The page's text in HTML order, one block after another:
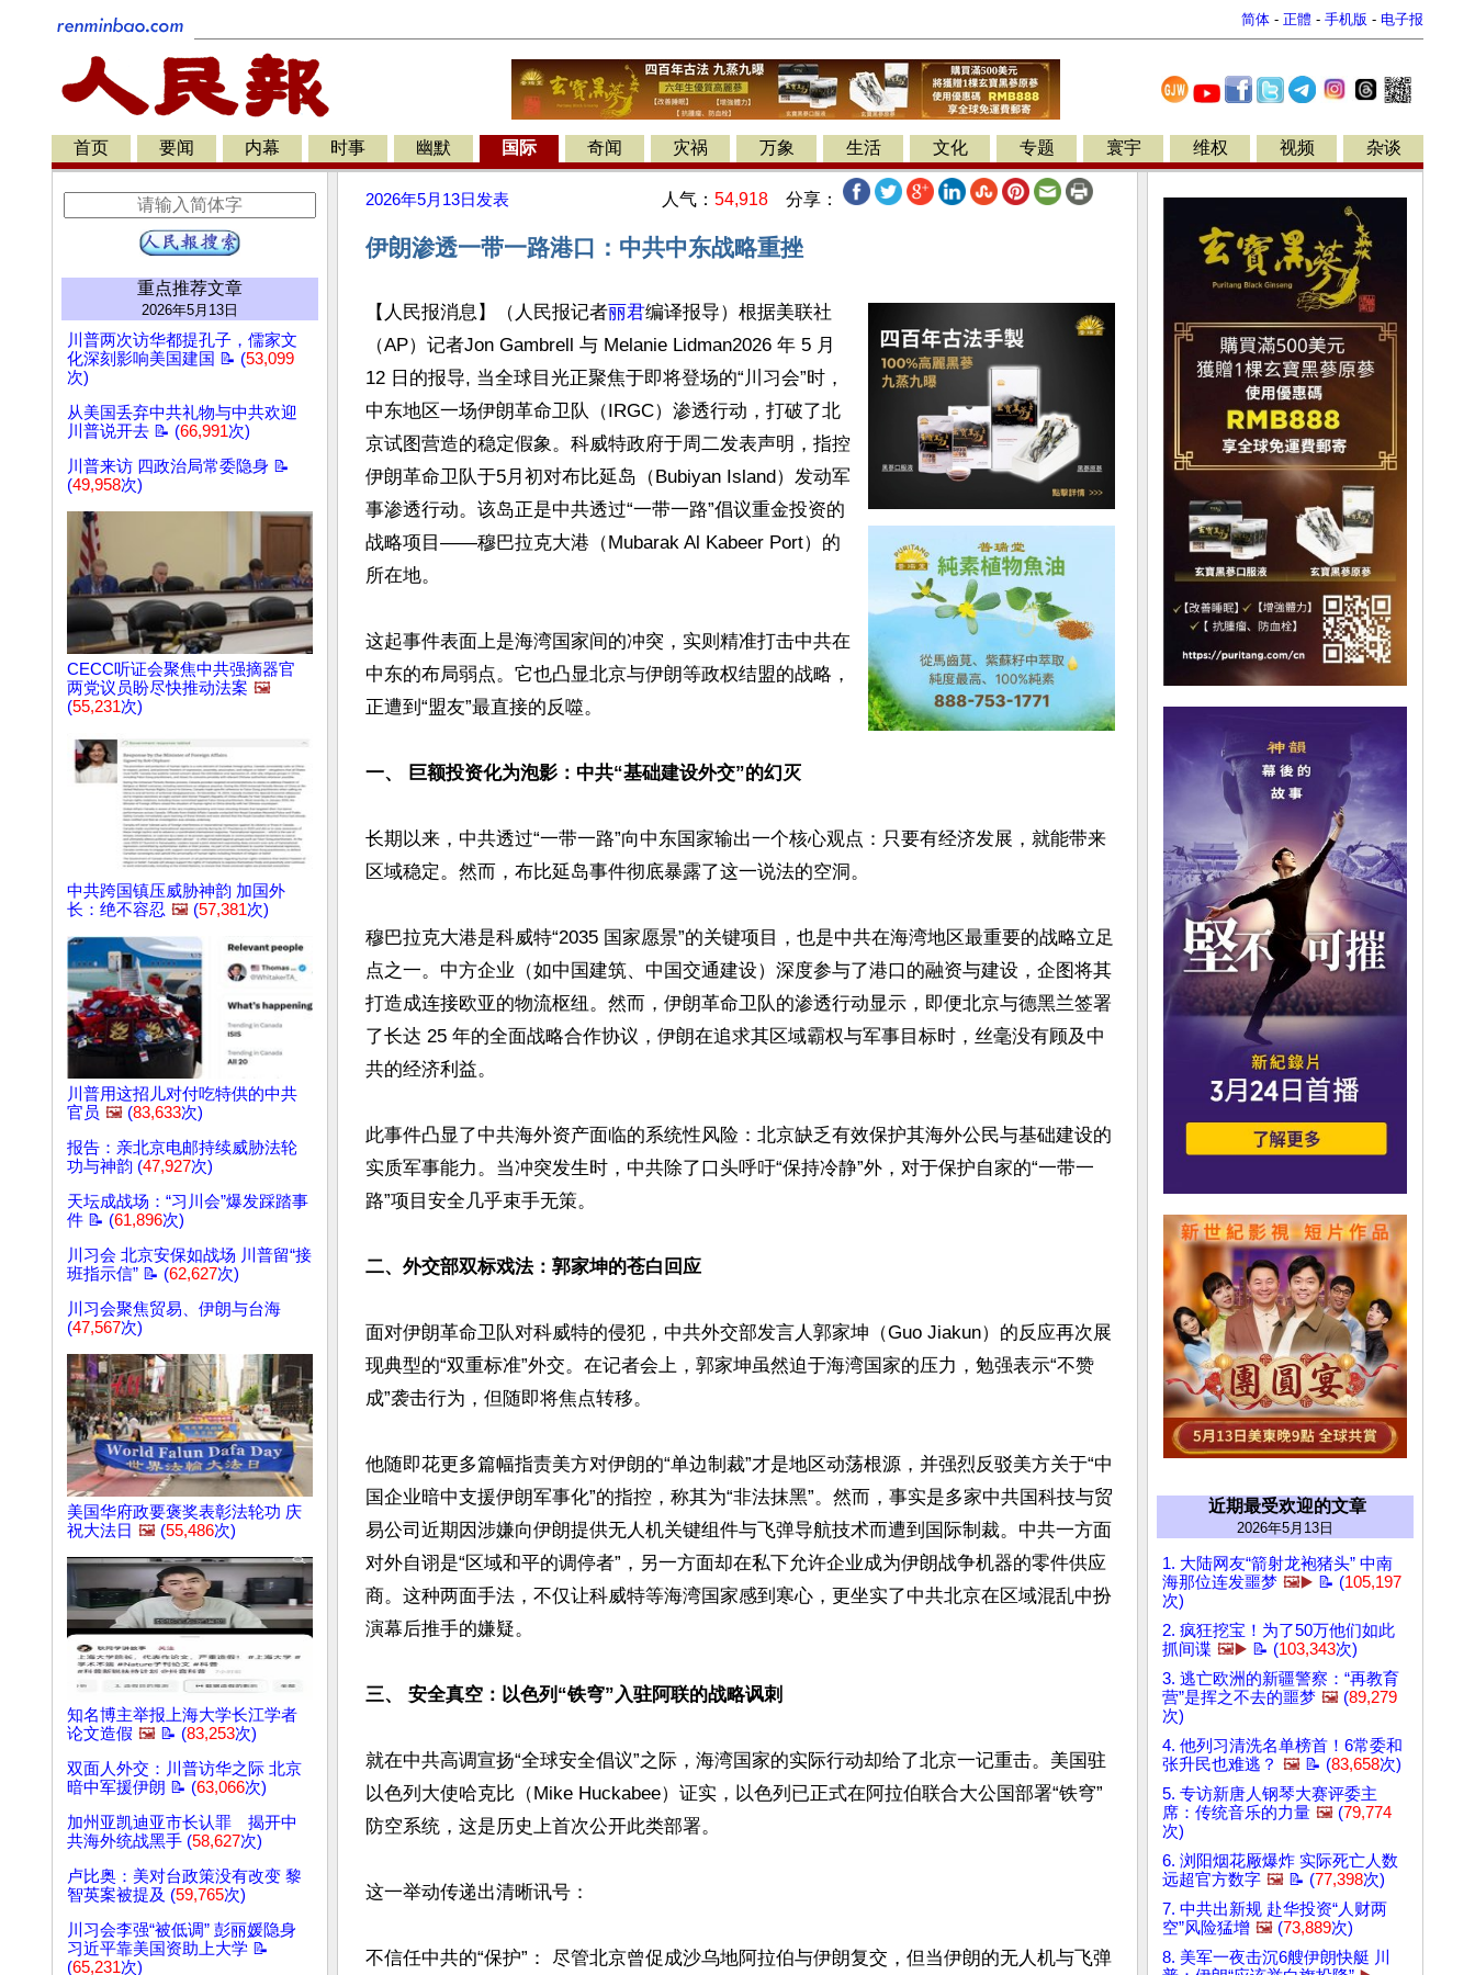
简体 - 正體 - 手机版 - 电子报
首页 要闻 内幕 时事 幽默 国际 奇闻 灾祸 万象 生活 文化 专题 寰宇 维权 视频 杂谈
重点推荐文章
2026年5月13日
川普两次访华都提孔子，儒家文
化深刻影响美国建国 📝 (53,099
次)
从美国丢弃中共礼物与中共欢迎
川普说开去 📝 (66,991次)
川普来访 四政治局常委隐身 📝
(49,958次)
CECC听证会聚焦中共强摘器官
两党议员盼尽快推动法案 🖼️
(55,231次)
中共跨国镇压威胁神韵 加国外
长：绝不容忍 🖼️ (57,381次)
川普用这招儿对付吃特供的中共
官员 🖼️ (83,633次)
报告：亲北京电邮持续威胁法轮
功与神韵 (47,927次)
天坛成战场：“习川会”爆发踩踏事
件 📝 (61,896次)
川习会 北京安保如战场 川普留“接
班指示信” 📝 (62,627次)
川习会聚焦贸易、伊朗与台海
(47,567次)
美国华府政要褒奖表彰法轮功 庆
祝大法日 🖼️ (55,486次)
知名博主举报上海大学长江学者
论文造假 🖼️ 📝 (83,253次)
双面人外交：川普访华之际 北京
暗中军援伊朗 📝 (63,066次)
加州亚凯迪亚市长认罪 揭开中
共海外统战黑手 (58,627次)
卢比奥：美对台政策没有改变 黎
智英案被提及 (59,765次)
川习会李强“被低调” 彭丽媛隐身
习近平靠美国资助上大学 📝
(65,231次)
2026年5月13日 发表 人气： 54,918 分享：
伊朗渗透一带一路港口：中共中东战略重挫
【人民报消息】（人民报记者丽君编译报导）根据美联社
（AP）记者Jon Gambrell 与 Melanie Lidman2026 年 5 月
12 日的报导, 当全球目光正聚焦于即将登场的“川习会”时，
中东地区一场伊朗革命卫队（IRGC）渗透行动，打破了北
京试图营造的稳定假象。科威特政府于周二发表声明，指控
伊朗革命卫队于5月初对布比延岛（Bubiyan Island）发动军
事渗透行动。该岛正是中共透过“一带一路”倡议重金投资的
战略项目——穆巴拉克大港（Mubarak Al Kabeer Port）的
所在地。
这起事件表面上是海湾国家间的冲突，实则精准打击中共在
中东的布局弱点。它也凸显北京与伊朗等政权结盟的战略，
正遭到“盟友”最直接的反噬。
一、 巨额投资化为泡影：中共“基础建设外交”的幻灭
长期以来，中共透过“一带一路”向中东国家输出一个核心观点：只要有经济发展，就能带来
区域稳定。然而，布比延岛事件彻底暴露了这一说法的空洞。
穆巴拉克大港是科威特“2035 国家愿景”的关键项目，也是中共在海湾地区最重要的战略立足
点之一。中方企业（如中国建筑、中国交通建设）深度参与了港口的融资与建设，企图将其
打造成连接欧亚的物流枢纽。然而，伊朗革命卫队的渗透行动显示，即便北京与德黑兰签署
了长达 25 年的全面战略合作协议，伊朗在追求其区域霸权与军事目标时，丝毫没有顾及中
共的经济利益。
此事件凸显了中共海外资产面临的系统性风险：北京缺乏有效保护其海外公民与基础建设的
实质军事能力。当冲突发生时，中共除了口头呼吁“保持冷静”外，对于保护自家的“一带一
路”项目安全几乎束手无策。
二、外交部双标戏法：郭家坤的苍白回应
面对伊朗革命卫队对科威特的侵犯，中共外交部发言人郭家坤（Guo Jiakun）的反应再次展
现典型的“双重标准”外交。在记者会上，郭家坤虽然迫于海湾国家的压力，勉强表示“不赞
成”袭击行为，但随即将焦点转移。
他随即花更多篇幅指责美方对伊朗的“单边制裁”才是地区动荡根源，并强烈反驳美方关于“中
国企业暗中支援伊朗军事化”的指控，称其为“非法抹黑”。然而，事实是多家中共国科技与贸
易公司近期因涉嫌向伊朗提供无人机关键组件与飞弹导航技术而遭到国际制裁。中共一方面
对外自诩是“区域和平的调停者”，另一方面却在私下允许企业成为伊朗战争机器的零件供应
商。这种两面手法，不仅让科威特等海湾国家感到寒心，更坐实了中共北京在区域混乱中扮
演幕后推手的嫌疑。
三、 安全真空：以色列“铁穹”入驻阿联的战略讽刺
就在中共高调宣扬“全球安全倡议”之际，海湾国家的实际行动却给了北京一记重击。美国驻
以色列大使哈克比（Mike Huckabee）证实，以色列已正式在阿拉伯联合大公国部署“铁穹”
防空系统，这是历史上首次公开此类部署。
这一举动传递出清晰讯号：
不信任中共的“保护”： 尽管北京曾促成沙乌地阿拉伯与伊朗复交，但当伊朗的无人机与飞弹
近期最受欢迎的文章
2026年5月13日
1. 大陆网友“箭射龙袍猪头” 中南
海那位连发噩梦 🖼️▶️ 📝 (105,197
次)
2. 疯狂挖宝！为了50万他们如此
抓间谍 🖼️▶️ 📝 (103,343次)
3. 逃亡欧洲的新疆警察：“再教育
营”是挥之不去的噩梦 🖼️ (89,279
次)
4. 他列习清洗名单榜首！6常委和
张升民也难逃？ 🖼️ 📝 (83,658次)
5. 专访新唐人钢琴大赛评委主
席：传统音乐的力量 🖼️ (79,774
次)
6. 浏阳烟花厰爆炸 实际死亡人数
远超官方数字 🖼️ 📝 (77,398次)
7. 中共出新规 赴华投资“人财两
空”风险猛增 🖼️ (73,889次)
8. 美军一夜击沉6艘伊朗快艇 川